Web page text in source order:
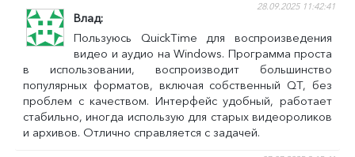
Влад
28.09.2025 11:42:41
Пользуюсь QuickTime для воспроизведения
видео и аудио на Windows. Программа проста
в использовании, воспроизводит большинство
популярных форматов, включая собственный QT, без
проблем с качеством. Интерфейс удобный, работает
стабильно, иногда использую для старых видеороликов
и архивов. Отлично справляется с задачей.